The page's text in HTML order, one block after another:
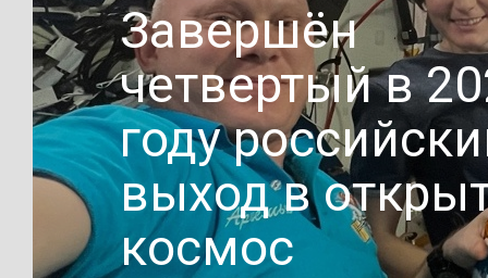
Завершён
четвертый в
году
выход в
космос